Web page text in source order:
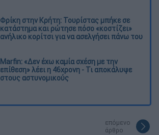
Φρίκη στην Κρήτη: Τουρίστας μπήκε σε
κατάστημα και ρώτησε πόσο «κοστίζει»
ανήλικο κορίτσι για να ασελγήσει πάνω του
Marfin: «Δεν έχω καμία σχέση με την
επίθεση» λέει η 46χρονη - Τι αποκάλυψε
στους αστυνομικούς
επόμενο
άρθρο